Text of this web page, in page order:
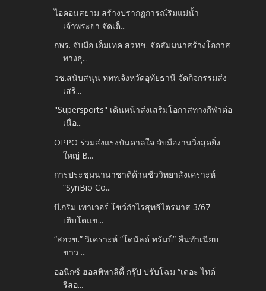
ไอคอนสยาม สร้างปรากฏการณ์ริมแม่น้ำ
เจ้าพระยา จัดเต็...
กพร. จับมือ เอ็มเทค สวทช. จัดสัมมนาสร้างโอกาส
ทางธุ...
วช.สนับสนุน ททท.จังหวัดอุทัยธานี จัดกิจกรรมส่ง
เสริ...
"Supersports" เดินหน้าส่งเสริมโอกาสทางกีฬาต่อ
เนื่อ...
OPPO ร่วมส่งแรงบันดาลใจ จับมืองานวิ่งสุดยิ่ง
ใหญ่ B...
การประชุมนานาชาติด้านชีววิทยาสังเคราะห์
“SynBio Co...
บี.กริม เพาเวอร์ โชว์กำไรสุทธิไตรมาส 3/67
เติบโตแข...
“สอวช.” วิเคราะห์ “โดนัลด์ ทรัมป์” คืนทำเนียบ
ขาว ...
ออนิกซ์ ฮอสพิทาลิตี้ กรุ๊ป ปรับโฉม “เดอะ ไทด์
รีสอ...